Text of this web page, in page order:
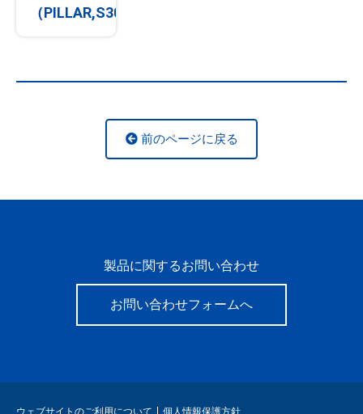
（PILLAR,S300)
前のページに戻る
製品に関するお問い合わせ
お問い合わせフォームへ
ウェブサイトのご利用について 個人情報保護方針